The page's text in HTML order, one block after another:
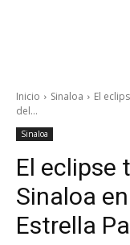
Inicio Sinaloa
El
del...
Sinaloa
El eclipse
Sinaloa
Estrella